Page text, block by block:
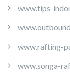
www.tips-
www.rafting-
www.songa-